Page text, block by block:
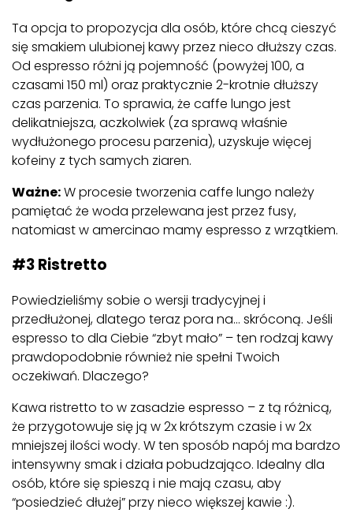
Ta opcja to propozycja dla osób, które chcą cieszyć
się smakiem ulubionej kawy przez nieco dłuższy czas.
Od espresso różni ją pojemność (powyżej 100, a
czasami 150 ml) oraz praktycznie 2-krotnie dłuższy
czas parzenia. To sprawia, że caffe lungo jest
delikatniejsza, aczkolwiek (za sprawą właśnie
wydłużonego procesu parzenia), uzyskuje więcej
kofeiny z tych samych ziaren.
Ważne:W procesie tworzenia caffe lungo należy
pamiętać że woda przelewana jest przez fusy,
natomiast w amercinao mamy espresso z wrzątkiem.
#3 Ristretto
Powiedzieliśmy sobie o wersji tradycyjnej i
przedłużonej, dlatego teraz pora na… skróconą. Jeśli
espresso to dla Ciebie “zbyt mało” – ten rodzaj kawy
prawdopodobnie również nie spełni Twoich
oczekiwań. Dlaczego?
Kawa ristretto to w zasadzie espresso – z tą różnicą,
że przygotowuje się ją w 2x krótszym czasie i w 2x
mniejszej ilości wody. W ten sposób napój ma bardzo
intensywny smak i działa pobudzająco. Idealny dla
osób, które się spieszą i nie mają czasu, aby
“posiedzieć dłużej” przy nieco większej kawie :).